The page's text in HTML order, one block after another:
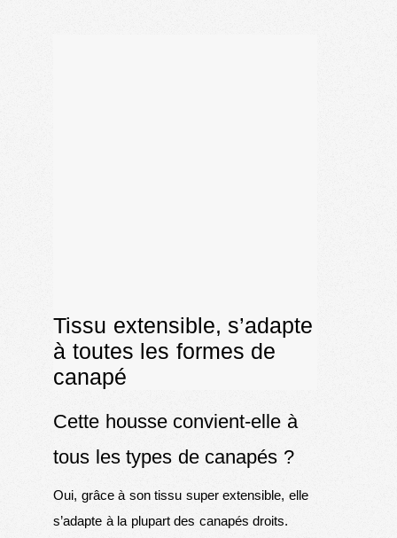
Tissu extensible, s’adapte
à toutes les formes de
canapé
Cette housse convient-elle à
tous les types de canapés ?
Oui, grâce à son tissu super extensible, elle
s’adapte à la plupart des canapés droits.